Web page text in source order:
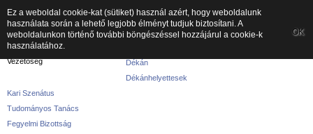
A kar
A karról
Vezetőség
Dékán
Dékánhelyettesek
Kari Szenátus
Tudományos Tanács
Fegyelmi Bizottság
Ez a weboldal cookie-kat (sütiket) használ azért, hogy weboldalunk
használata során a lehető legjobb élményt tudjuk biztosítani. A
weboldalunkon történő további böngészéssel hozzájárul a cookie-k
használatához.
OK